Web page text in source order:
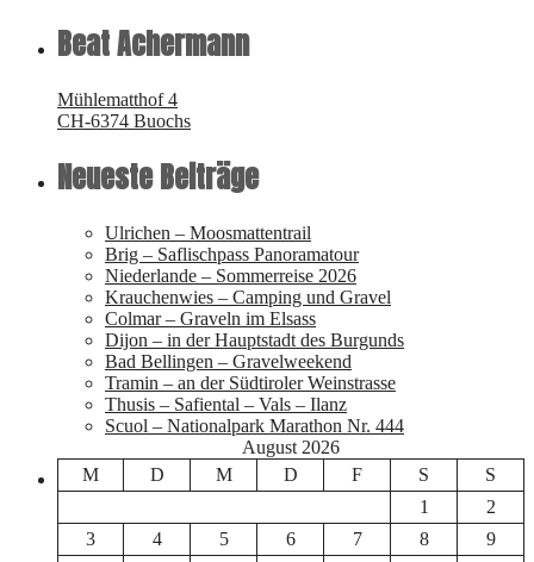
Beat Achermann
Mühlematthof 4
CH-6374 Buochs
Neueste Beiträge
Ulrichen – Moosmattentrail
Brig – Saflischpass Panoramatour
Niederlande – Sommerreise 2026
Krauchenwies – Camping und Gravel
Colmar – Graveln im Elsass
Dijon – in der Hauptstadt des Burgunds
Bad Bellingen – Gravelweekend
Tramin – an der Südtiroler Weinstrasse
Thusis – Safiental – Vals – Ilanz
Scuol – Nationalpark Marathon Nr. 444
August 2026
M
D M D F S
S
1
2
3
4 5 6 7 8
9